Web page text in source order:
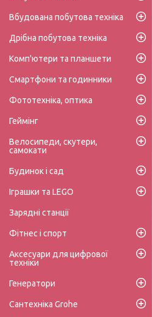
Вбудована побутова техніка
Дрібна побутова техніка
Комп'ютери та планшети
Смартфони та годинники
Фототехніка, оптика
Геймінг
Велосипеди, скутери,
самокати
Будинок і сад
Іграшки та LEGO
Зарядні станції
Фітнес і спорт
Аксесуари для цифрової
техніки
Генератори
Сантехніка Grohe